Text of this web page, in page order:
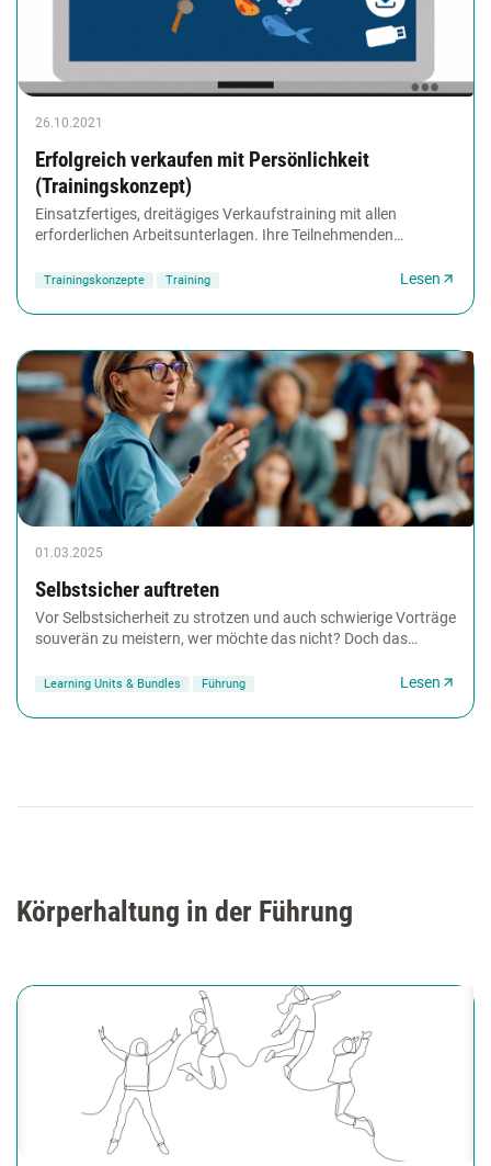
26.10.2021
Erfolgreich verkaufen mit Persönlichkeit
(Trainingskonzept)
Einsatzfertiges, dreitägiges Verkaufstraining mit allen
erforderlichen Arbeitsunterlagen. Ihre Teilnehmenden
Trainingskonzepte Training Lesen
01.03.2025
Selbstsicher auftreten
Vor Selbstsicherheit zu strotzen und auch schwierige Vorträge
souverän zu meistern, wer möchte das nicht? Doch das
Learning Units & Bundles Führung Lesen
Körperhaltung in der Führung